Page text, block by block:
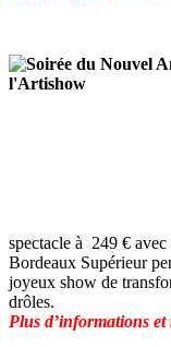
spectacle à 249 €
Bordeaux Supérieur
joyeux show de
drôles.
Plus d’informations